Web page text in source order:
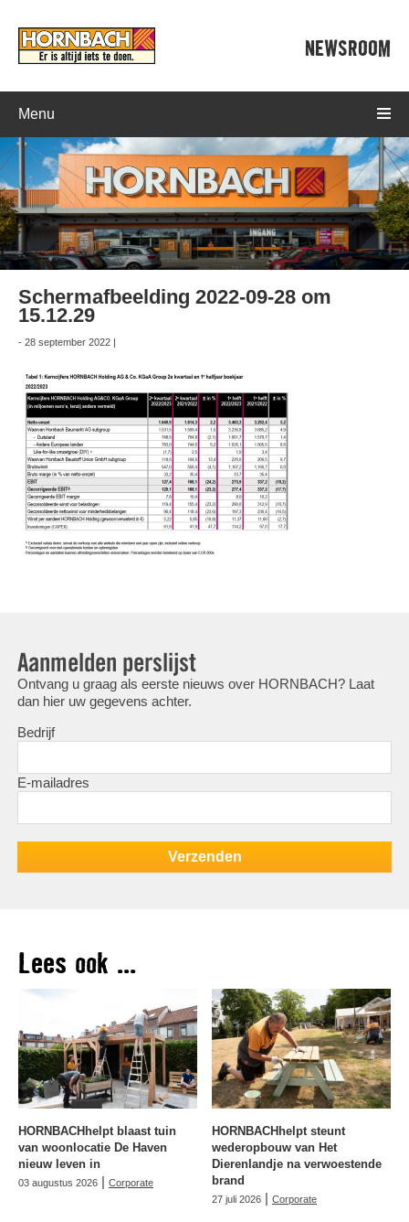
NEWSROOM
Menu
Schermafbeelding 2022-09-28 om
15.12.29
- 28 september 2022 |
Aanmelden perslijst
Ontvang u graag als eerste nieuws over HORNBACH? Laat
dan hier uw gegevens achter.
Bedrijf
E-mailadres
Lees ook ...
HORNBACHhelpt blaast tuin
van woonlocatie De Haven
nieuw leven in
03 augustus 2026 | Corporate
HORNBACHhelpt steunt
wederopbouw van Het
Dierenlandje na verwoestende
brand
27 juli 2026 | Corporate